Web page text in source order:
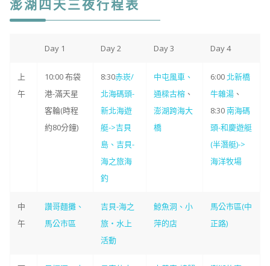
澎湖四天三夜行程表
Day 1 Day 2 Day 3 Day 4
上
午
10:00 布袋
港-滿天星
客輪(時程
約80分鐘)
8:30赤崁/
北海碼頭-
新北海遊
艇->吉貝
島、吉貝-
海之旅海
釣
中屯風車、
通樑古榕、
澎湖跨海大
橋
6:00北新橋
牛雜湯、
8:30南海碼
頭-和慶遊艇
(半潛艇)->
海洋牧場
中
午
讚哥麵攤、
馬公市區
吉貝-海之
旅‧水上
活動
鯨魚洞、小
萍的店
馬公市區(中
正路)